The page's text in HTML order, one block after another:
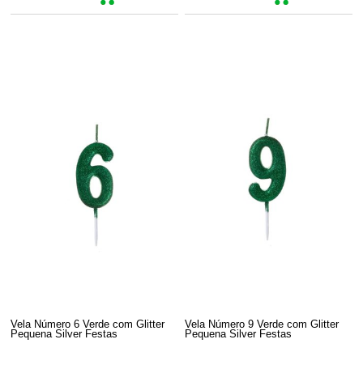
Vela Número 6 Verde com Glitter
Pequena Silver Festas
Vela Número 9 Verde com Glitter
Pequena Silver Festas